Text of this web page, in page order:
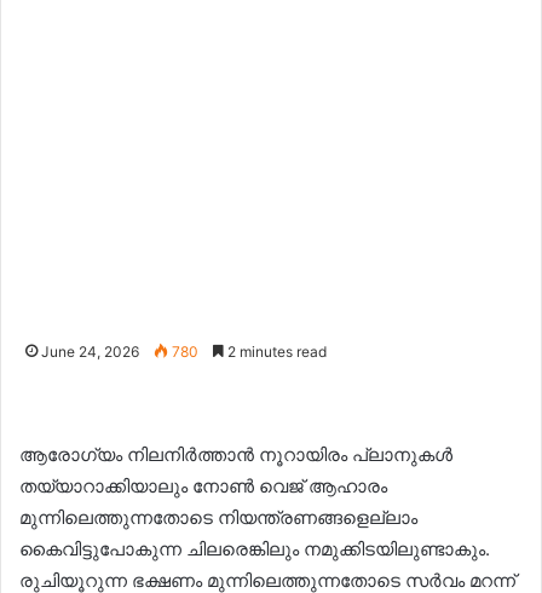
June 24, 2026 780 2 minutes read
ആരോഗ്യം നിലനിർത്താൻ നൂറായിരം പ്ലാനുകൾ
തയ്യാറാക്കിയാലും നോൺ വെജ് ആഹാരം
മുന്നിലെത്തുന്നതോടെ നിയന്ത്രണങ്ങളെല്ലാം
കൈവിട്ടുപോകുന്ന ചിലരെങ്കിലും നമുക്കിടയിലുണ്ടാകും.
രുചിയൂറുന്ന ഭക്ഷണം മുന്നിലെത്തുന്നതോടെ സർവം മറന്ന്